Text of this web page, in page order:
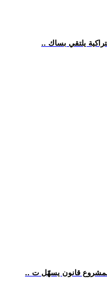
يلتقي بساك
لمشروع قانون يسهّل ت